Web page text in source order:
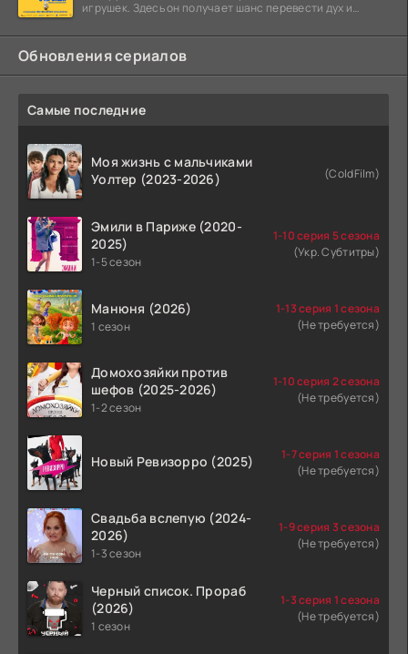
игрушек. Здесь он получает шанс перевести дух и
Обновления сериалов
Самые последние
Моя жизнь с мальчиками
Уолтер (2023-2026)
(ColdFilm)
Эмили в Париже (2020-
2025)
1-5 сезон
1-10 серия 5 сезона
(Укр. Субтитры)
Манюня (2026)
1 сезон
1-13 серия 1 сезона
(Не требуется)
Домохозяйки против
шефов (2025-2026)
1-2 сезон
1-10 серия 2 сезона
(Не требуется)
Новый Ревизорро (2025)
1-7 серия 1 сезона
(Не требуется)
Свадьба вслепую (2024-
2026)
1-3 сезон
1-9 серия 3 сезона
(Не требуется)
Черный список. Прораб
(2026)
1 сезон
1-3 серия 1 сезона
(Не требуется)